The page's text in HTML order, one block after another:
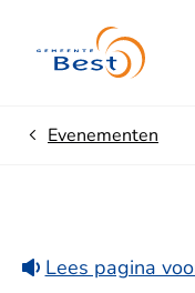
HomeEvenementen
Lees pagina